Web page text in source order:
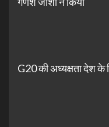
G20 की अध्यक्षता देश के